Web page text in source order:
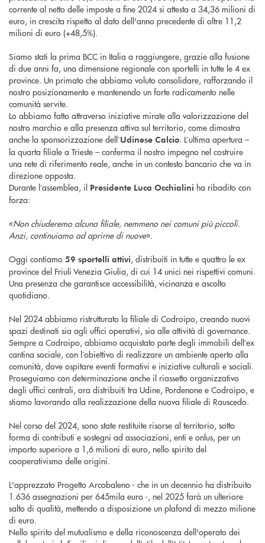
corrente al netto delle imposte a fine 2024 si attesta a 34,36 milioni di
euro, in crescita rispetto al dato dell'anno precedente di oltre 11,2
milioni di euro (+48,5%).
Siamo stati la prima BCC in Italia a raggiungere, grazie alla fusione
di due anni fa, una dimensione regionale con sportelli in tutte le 4 ex
province. Un primato che abbiamo voluto consolidare, rafforzando il
nostro posizionamento e mantenendo un forte radicamento nelle
comunità servite.
Lo abbiamo fatto attraverso iniziative mirate alla valorizzazione del
nostro marchio e alla presenza attiva sul territorio, come dimostra
anche la sponsorizzazione dell’Udinese Calcio. L’ultima apertura –
la quarta filiale a Trieste – conferma il nostro impegno nel costruire
una rete di riferimento reale, anche in un contesto bancario che va in
direzione opposta.
Durante l’assemblea, il Presidente Luca Occhialini ha ribadito con
forza:
«Non chiuderemo alcuna filiale, nemmeno nei comuni più piccoli.
Anzi, continuiamo ad aprirne di nuove».
Oggi contiamo 59 sportelli attivi, distribuiti in tutte e quattro le ex
province del Friuli Venezia Giulia, di cui 14 unici nei rispettivi comuni.
Una presenza che garantisce accessibilità, vicinanza e ascolto
quotidiano.
Nel 2024 abbiamo ristrutturato la filiale di Codroipo, creando nuovi
spazi destinati sia agli uffici operativi, sia alle attività di governance.
Sempre a Codroipo, abbiamo acquistato parte degli immobili dell’ex
cantina sociale, con l’obiettivo di realizzare un ambiente aperto alla
comunità, dove ospitare eventi formativi e iniziative culturali e sociali.
Proseguiamo con determinazione anche il riassetto organizzativo
degli uffici centrali, ora distribuiti tra Udine, Pordenone e Codroipo, e
stiamo lavorando alla realizzazione della nuova filiale di Rauscedo.
Nel corso del 2024, sono state restituite risorse al territorio, sotto
forma di contributi e sostegni ad associazioni, enti e onlus, per un
importo superiore a 1,6 milioni di euro, nello spirito del
cooperativismo delle origini.
L'apprezzato Progetto Arcobaleno - che in un decennio ha distribuito
1.636 assegnazioni per 645mila euro -, nel 2025 farà un ulteriore
salto di qualità, mettendo a disposizione un plafond di mezzo milione
di euro.
Nello spirito del mutualismo e della riconoscenza dell'operato dei